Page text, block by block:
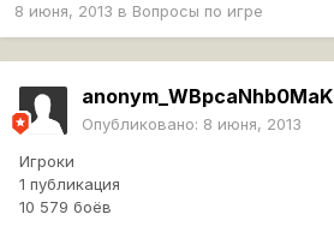
8 июня, 2013 в Вопросы по игре
anonym_WBpcaNhb0MaK
Опубликовано: 8 июня, 2013
Игроки
1 публикация
10 579 боёв